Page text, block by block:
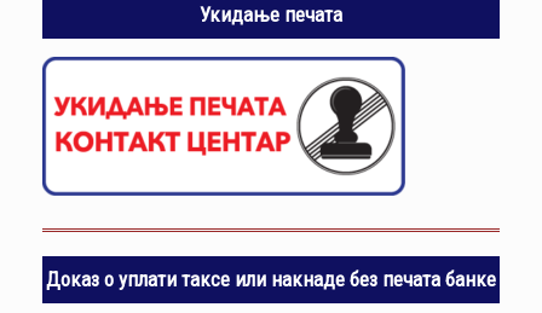
Укидање печата
Доказ о уплати таксе или накнаде без печата банке